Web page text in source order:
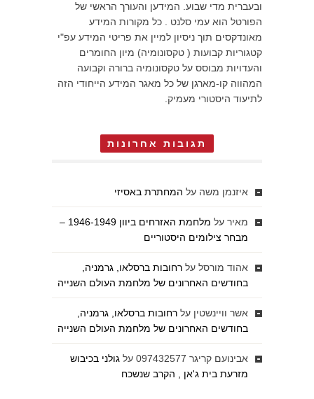
ובעברית מדי שבוע. המידען והעורך הראשי של
הפורטל הוא עמי סלנט . כל מקורות המידע
מאונדקסים תוך ניסיון למיין את פריטי המידע עפ"י
קטגוריות קבועות ( טקסונומיה) מיון החומרים
והעדויות מבוסס על טקסונומיה ברורה וקבועה
המהווה קו-מארגן של כל מאגר המידע הייחודי הזה
לתיעוד היסטורי מעמיק.
תגובות אחרונות
איזנמן משה על המחתרת באסיזי
מאיר על
מלחמת האזרחים ביוון 1946-1949 –
מבחר צילומים היסטוריים
אהוד מורסל על רחובות ברסלאו, גרמניה,
בחודשים האחרונים של מלחמת העולם השנייה
אשר וויינשטין על רחובות ברסלאו, גרמניה,
בחודשים האחרונים של מלחמת העולם השנייה
אבינועם קריגר 097432577 על גולני בכיבוש
מזרעת בית ג'אן , הקרב שנשכח